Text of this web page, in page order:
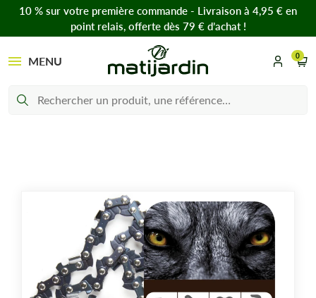
10 % sur votre première commande - Livraison à 4,95 € en
point relais, offerte dès 79 € d’achat !
MENU 0